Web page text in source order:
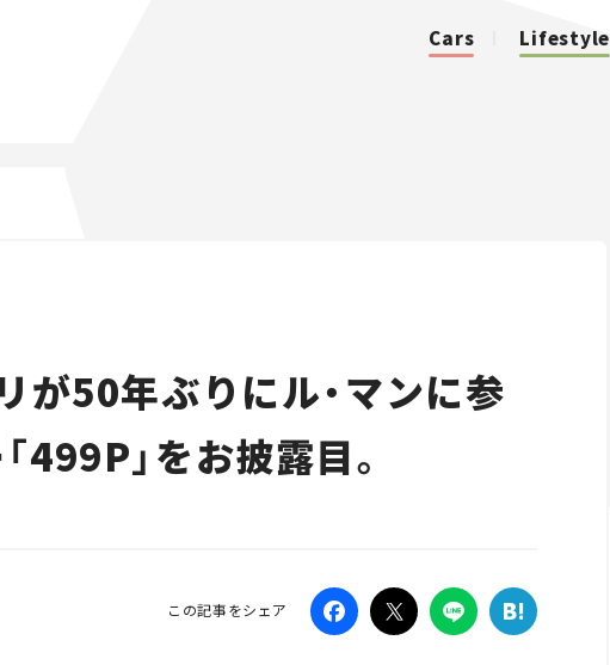
Cars Lifestyle
が50年ぶりにル・マンに参
499P」をお披露目。
この記事をシェア
Traffic
Campaign